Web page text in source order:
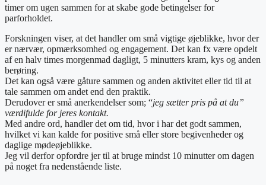
timer om ugen sammen for at skabe gode betingelser for
parforholdet.
Forskningen viser, at det handler om små vigtige øjeblikke, hvor der
er nærvær, opmærksomhed og engagement. Det kan fx være opdelt
af en halv times morgenmad dagligt, 5 minutters kram, kys og anden
berøring.
Det kan også være gåture sammen og anden aktivitet eller tid til at
tale sammen om andet end den praktik.
Derudover er små anerkendelser som; “jeg sætter pris på at du”
værdifulde for jeres kontakt.
Med andre ord, handler det om tid, hvor i har det godt sammen,
hvilket vi kan kalde for positive små eller store begivenheder og
daglige mødeøjeblikke.
Jeg vil derfor opfordre jer til at bruge mindst 10 minutter om dagen
på noget fra nedenstående liste.